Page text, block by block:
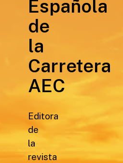
Española
de
la
Carretera
AEC
Editora
de
la
revista